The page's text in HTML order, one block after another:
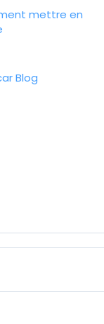
mettre en
Blog